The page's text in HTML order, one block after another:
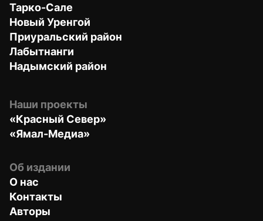
Тарко-Сале
Новый Уренгой
Приуральский район
Лабытнанги
Надымский район
Наши проекты
«Красный Север»
«Ямал-Медиа»
Об издании
О нас
Контакты
Авторы